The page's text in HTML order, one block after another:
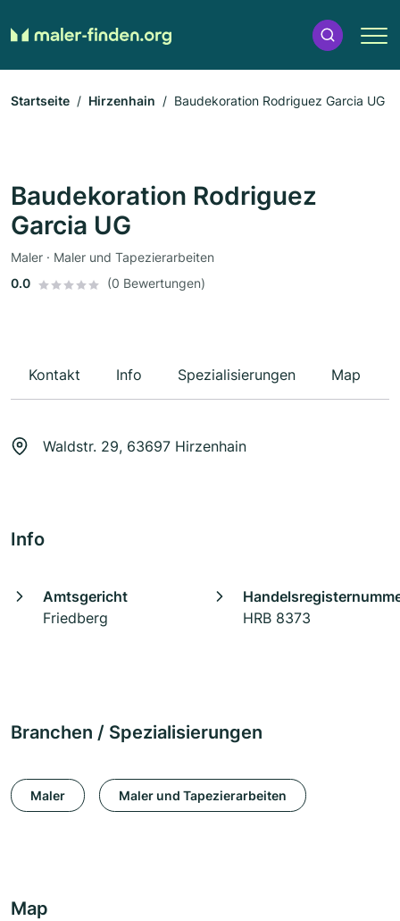
Startseite Hirzenhain Baudekoration Rodriguez Garcia UG
Baudekoration Rodriguez
Garcia UG
Maler · Maler und Tapezierarbeiten
0.0
(0 Bewertungen)
Kontakt Info Spezialisierungen Map
Waldstr. 29, 63697 Hirzenhain
Info
Amtsgericht
Friedberg
HRB 8373
Branchen / Spezialisierungen
Maler Maler und Tapezierarbeiten
Map